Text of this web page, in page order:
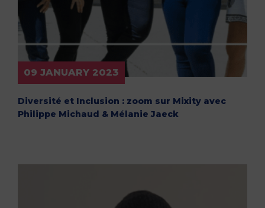
09 JANUARY 2023
Diversité et Inclusion : zoom sur Mixity avec
Philippe Michaud & Mélanie Jaeck